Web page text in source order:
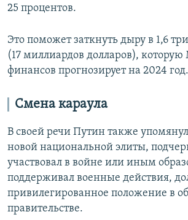
25 процентов.
Это поможет заткнуть дыру в 1,6
(17 миллиардов долларов),
финансов прогнозирует на 2024 год.
Смена караула
В своей речи Путин также
новой национальной элиты,
участвовал в войне или иным
поддерживал военные действия,
привилегированное положение в
правительстве.